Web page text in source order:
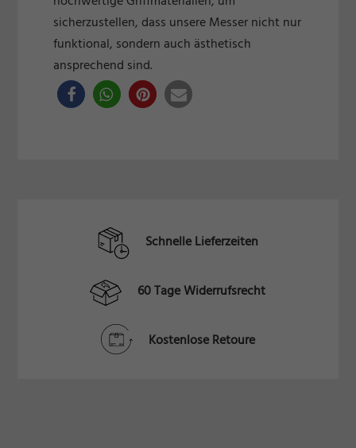
sicherzustellen, dass unsere Messer nicht nur
funktional, sondern auch ästhetisch
ansprechend sind.
Schnelle Lieferzeiten
60 Tage Widerrufsrecht
Kostenlose Retoure